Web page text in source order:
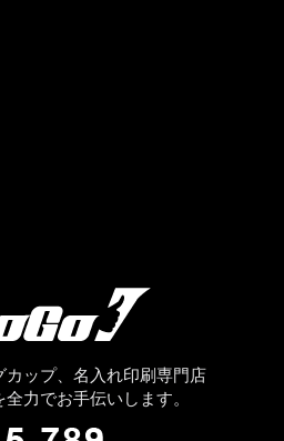
カップ、名入れ印刷専門店
力でお手伝いします。